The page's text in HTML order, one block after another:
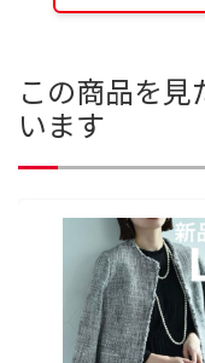
この商品を
います